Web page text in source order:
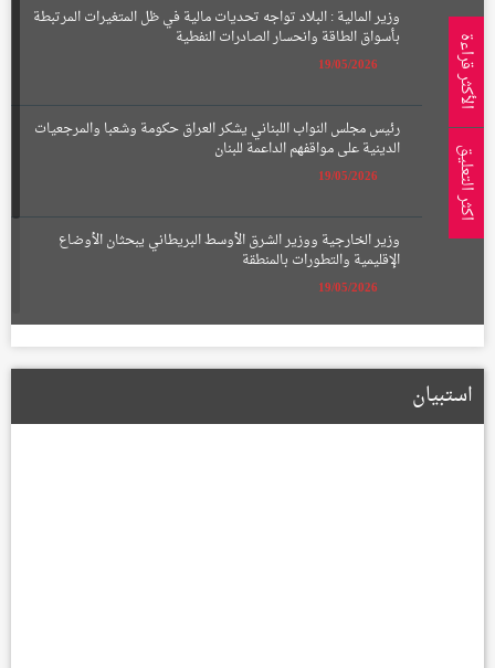
وزير المالية : البلاد تواجه تحديات مالية في ظل المتغيرات المرتبطة
بأسواق الطاقة وانحسار الصادرات النفطية
19/05/2026
رئيس مجلس النواب اللبناني يشكر العراق حكومة وشعبا والمرجعيات
الدينية على مواقفهم الداعمة للبنان
19/05/2026
وزير الخارجية ووزير الشرق الأوسط البريطاني يبحثان الأوضاع
الإقليمية والتطورات بالمنطقة
19/05/2026
الإعمار تعلن تشكيل لجان لتعويض أصحاب الأراضي المتأثرة بمسار
الطريق الحلقي الرابع
الأكثر قراءة
اكثر التعليق
استبيان